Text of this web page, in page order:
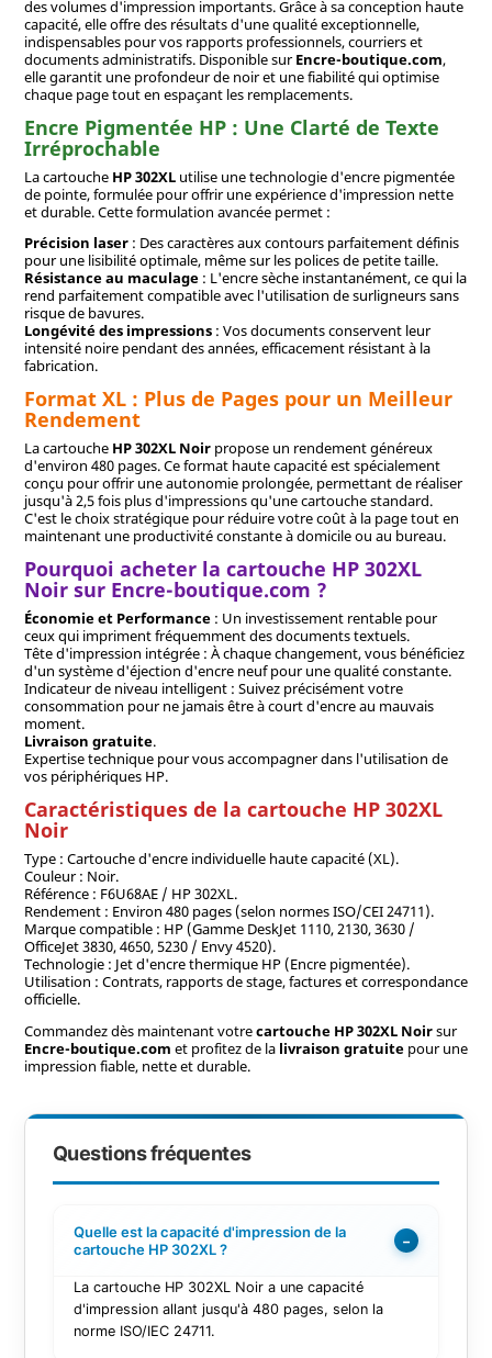
des volumes d'impression importants. Grâce à sa conception haute
capacité, elle offre des résultats d'une qualité exceptionnelle,
indispensables pour vos rapports professionnels, courriers et
documents administratifs. Disponible surEncre-boutique.com,
elle garantit une profondeur de noir et une fiabilité qui optimise
chaque page tout en espaçant les remplacements.
Encre Pigmentée HP : Une Clarté de Texte
Irréprochable
La cartouche HP 302XLutilise une technologie d'encre pigmentée
de pointe, formulée pour offrir une expérience d'impression nette
et durable. Cette formulation avancée permet :
Précision laser: Des caractères aux contours parfaitement définis
pour une lisibilité optimale, même sur les polices de petite taille.
Résistance au maculage: L'encre sèche instantanément, ce qui la
rend parfaitement compatible avec l'utilisation de surligneurs sans
risque de bavures.
Longévité des impressions: Vos documents conservent leur
intensité noire pendant des années, efficacement résistant à la
fabrication.
Format XL : Plus de Pages pour un Meilleur
Rendement
La cartouche HP 302XL Noirpropose un rendement généreux
d'environ 480 pages. Ce format haute capacité est spécialement
conçu pour offrir une autonomie prolongée, permettant de réaliser
jusqu'à 2,5 fois plus d'impressions qu'une cartouche standard.
C'est le choix stratégique pour réduire votre coût à la page tout en
maintenant une productivité constante à domicile ou au bureau.
Pourquoi acheter la cartouche HP 302XL
Noir sur Encre-boutique.com ?
Économie et Performance: Un investissement rentable pour
ceux qui impriment fréquemment des documents textuels.
Tête d'impression intégrée : À chaque changement, vous bénéficiez
d'un système d'éjection d'encre neuf pour une qualité constante.
Indicateur de niveau intelligent : Suivez précisément votre
consommation pour ne jamais être à court d'encre au mauvais
moment.
Livraison gratuite.
Expertise technique pour vous accompagner dans l'utilisation de
vos périphériques HP.
Caractéristiques de la cartouche HP 302XL
Noir
Type : Cartouche d'encre individuelle haute capacité (XL).
Couleur : Noir.
Référence : F6U68AE / HP 302XL.
Rendement : Environ 480 pages (selon normes ISO/CEI 24711).
Marque compatible : HP (Gamme DeskJet 1110, 2130, 3630 /
OfficeJet 3830, 4650, 5230 / Envy 4520).
Technologie : Jet d'encre thermique HP (Encre pigmentée).
Utilisation : Contrats, rapports de stage, factures et correspondance
officielle.
Commandez dès maintenant votrecartouche HP 302XL Noirsur
Encre-boutique.com et profitez de la livraison gratuitepour une
impression fiable, nette et durable.
Questions fréquentes
Quelle est la capacité d'impression de la
cartouche HP 302XL ?
−
La cartouche HP 302XL Noir a une capacité
d'impression allant jusqu'à 480 pages, selon la
norme ISO/IEC 24711.